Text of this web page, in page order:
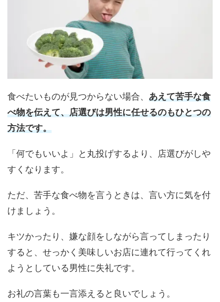
食べたいものが見つからない場合、 あえて苦手な食
べ物を伝えて、店選びは男性に任せるのもひとつの
方法です。
「何でもいいよ」と丸投げするより、店選びがしや
すくなります。
ただ、苦手な食べ物を言うときは、言い方に気を付
けましょう。
キツかったり、嫌な顔をしながら言ってしまったり
すると、せっかく美味しいお店に連れて行ってくれ
ようとしている男性に失礼です。
お礼の言葉も一言添えると良いでしょう。